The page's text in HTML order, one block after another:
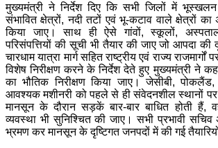
मुख्यमंत्री ने निर्देश दिए कि सभी जिलों में
संभावित क्षेत्रों, नदी तटों एवं भू-कटाव वाले क्षेत्रों का
किया जाए। साथ ही ऐसे गांवों, स्कूलों,
परिसंपत्तियों की सूची भी तैयार की जाए जो आपदा
चारधाम यात्रा मार्ग सहित राष्ट्रीय एवं राज्य
विशेष निरीक्षण करने के निर्देश देते हुए मुख्यमंत्री ने
का भौतिक निरीक्षण किया जाए। जेसीबी,
आवश्यक मशीनरी को पहले से ही संवेदनशील स्थानों
मानसून के दौरान सड़कें बार-बार बाधित होती हैं,
व्यवस्था भी सुनिश्चित की जाए। सभी प्रभावी
भ्रमण कर मानसून के दृष्टिगत जनपदों में की गई